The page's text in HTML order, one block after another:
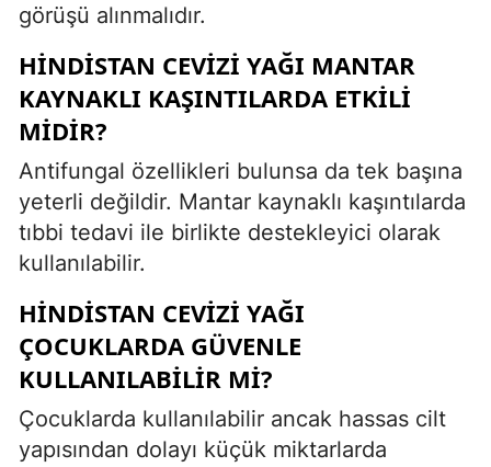
görüşü alınmalıdır.
HINDISTAN CEVIZI YAĞI MANTAR
KAYNAKLI KAŞINTILARDA ETKILI
MIDIR?
Antifungal özellikleri bulunsa da tek başına
yeterli değildir. Mantar kaynaklı kaşıntılarda
tıbbi tedavi ile birlikte destekleyici olarak
kullanılabilir.
HINDISTAN CEVIZI YAĞI
ÇOCUKLARDA GÜVENLE
KULLANILABILIR MI?
Çocuklarda kullanılabilir ancak hassas cilt
yapısından dolayı küçük miktarlarda